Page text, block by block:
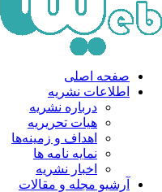
صفحه اصلی
اطلاعات نشریه
درباره نشریه
هیات تحریریه
اهداف و زمینه‌ها
نمایه نامه ها
اخبار نشریه
آرشیو مجله و مقالات